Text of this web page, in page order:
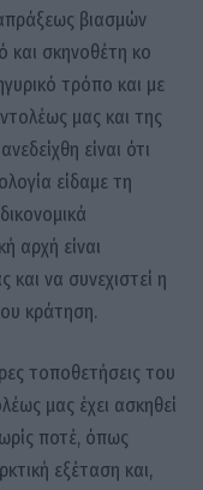
βιασμών
και σκηνοθέτη κο
τρόπο και με
μας και της
είναι ότι
είδαμε τη
αρχή είναι
και να συνεχιστεί η
κράτηση.
τοποθετήσεις του
μας έχει ασκηθεί
ποτέ, όπως
εξέταση και,